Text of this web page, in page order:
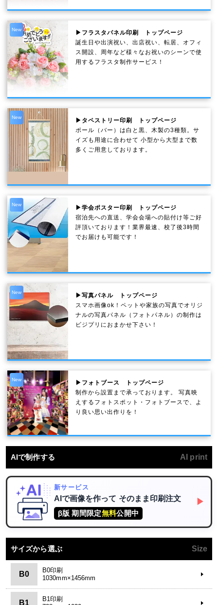
New
▶フラスタパネル印刷 トップページ
誕生日や出演祝い、出店祝い、転居、オフィ
ス開設、周年など様々なお祝いのシーンで使
用するフラスタ制作サービス！
New
▶タペストリー印刷 トップページ
ポール（バー）は白と黒、木製の3種類。サ
イズも用途に合わせて 小型から大型まで数
多くご用意しております。
New
▶学会ポスター印刷 トップページ
宿泊先への直送、学会会場への貼付け等ご好
評頂いております！業界最速、校了後3時間
でお届けも可能です！
New
▶写真パネル トップページ
スマホ画像ok！ペットや家族の写真でオリジ
ナルの写真パネル（フォトパネル）の制作は
ビジプリにおまかせ下さい！
New
▶フォトブース トップページ
制作から設置まで承っております。 写真映
えするフォトスポット・フォトブースで、よ
り良い思い出作りを！
AIで制作する AI print
新サービス
AIで画像を作って そのまま印刷注文
β版 期間限定無料公開中
▶
サイズから選ぶ Size
B0
B0印刷
1030mm×1456mm
B1
B1印刷